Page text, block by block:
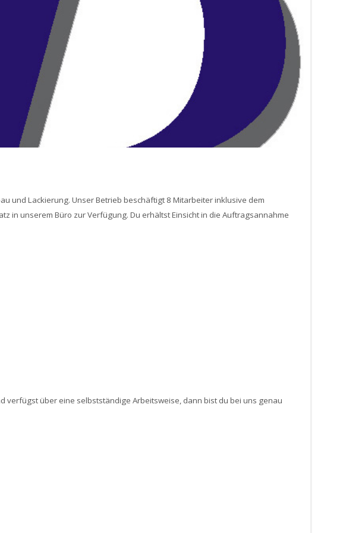
und Lackierung. Unser Betrieb beschäftigt 8 Mitarbeiter inklusive dem
in unserem Büro zur Verfügung. Du erhältst Einsicht in die Auftragsannahme
verfügst über eine selbstständige Arbeitsweise, dann bist du bei uns genau